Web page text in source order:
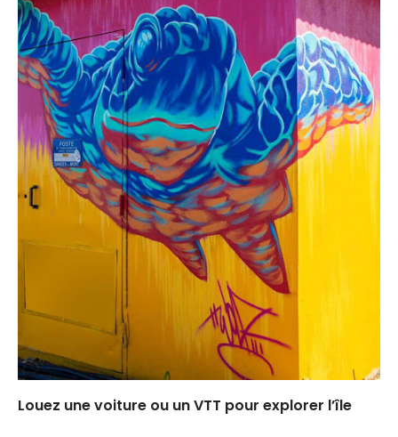
Louez une voiture ou un VTT pour explorer l’île